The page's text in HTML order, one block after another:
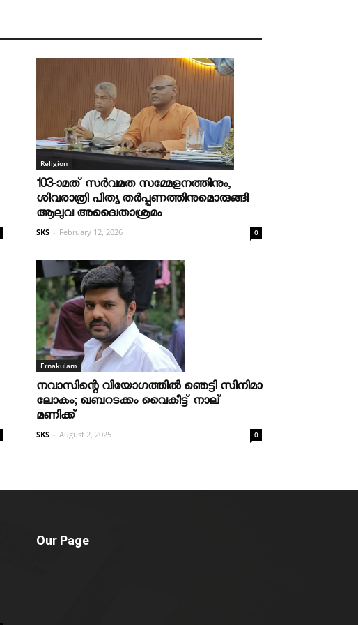
Religion
103-ാമത് സർവമത സമ്മേളനത്തിനും,
ശിവരാത്രി പിത്യ തർപ്പണത്തിനുമൊരുങ്ങി
ആലുവ അദ്വൈതാശ്രമം
SKS - February 12, 2026 0
Ernakulam
നവാസിന്റെ വിയോഗത്തില്‍ ഞെട്ടി സിനിമാ
ലോകം; ഖബറടക്കം വൈകീട്ട് നാല്
മണിക്ക്
SKS - August 2, 2025 0
Our Page